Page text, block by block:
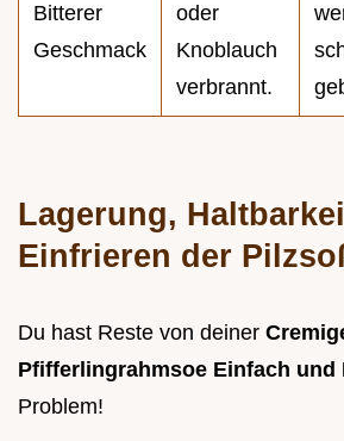
Bitterer
Geschmack
oder
Knoblauch
verbrannt.
Lagerung,
Einfrieren der
Du hast Reste von deiner
Pfifferlingrahmsoe Einfach und
Problem!